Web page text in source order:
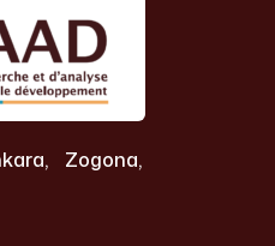
Zogona,